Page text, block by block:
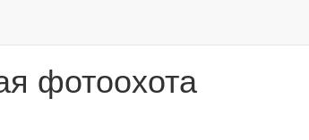
фотоохота